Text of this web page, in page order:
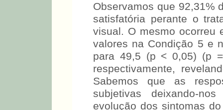
Observamos que 92,31%
satisfatória perante o
visual. O mesmo ocorreu
valores na Condição 5 e
para 49,5 (p < 0,05) (p
respectivamente,
Sabemos que as
subjetivas deixando-
evolução dos sintomas